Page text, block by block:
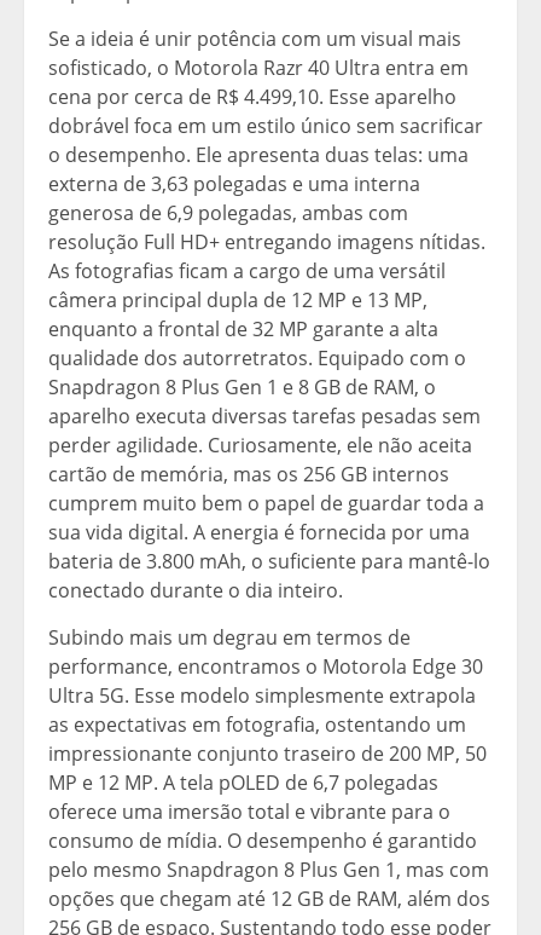
Se a ideia é unir potência com um visual mais
sofisticado, o Motorola Razr 40 Ultra entra em
cena por cerca de R$ 4.499,10. Esse aparelho
dobrável foca em um estilo único sem sacrificar
o desempenho. Ele apresenta duas telas: uma
externa de 3,63 polegadas e uma interna
generosa de 6,9 polegadas, ambas com
resolução Full HD+ entregando imagens nítidas.
As fotografias ficam a cargo de uma versátil
câmera principal dupla de 12 MP e 13 MP,
enquanto a frontal de 32 MP garante a alta
qualidade dos autorretratos. Equipado com o
Snapdragon 8 Plus Gen 1 e 8 GB de RAM, o
aparelho executa diversas tarefas pesadas sem
perder agilidade. Curiosamente, ele não aceita
cartão de memória, mas os 256 GB internos
cumprem muito bem o papel de guardar toda a
sua vida digital. A energia é fornecida por uma
bateria de 3.800 mAh, o suficiente para mantê-lo
conectado durante o dia inteiro.
Subindo mais um degrau em termos de
performance, encontramos o Motorola Edge 30
Ultra 5G. Esse modelo simplesmente extrapola
as expectativas em fotografia, ostentando um
impressionante conjunto traseiro de 200 MP, 50
MP e 12 MP. A tela pOLED de 6,7 polegadas
oferece uma imersão total e vibrante para o
consumo de mídia. O desempenho é garantido
pelo mesmo Snapdragon 8 Plus Gen 1, mas com
opções que chegam até 12 GB de RAM, além dos
256 GB de espaço. Sustentando todo esse poder